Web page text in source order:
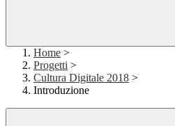
Home >
Progetti >
Cultura Digitale 2018 >
Introduzione